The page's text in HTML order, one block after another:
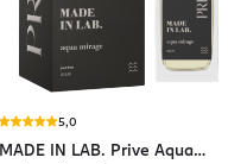
5,0
MADE IN LAB. Prive Aqua